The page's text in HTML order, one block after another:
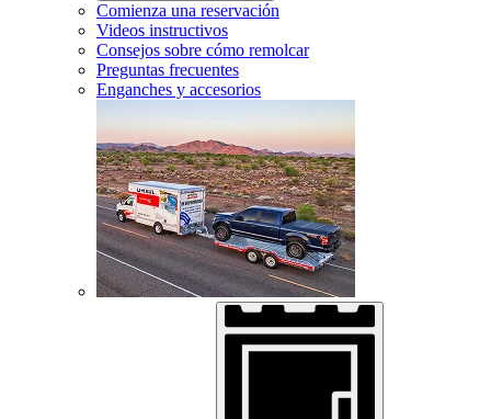
Comienza una reservación
Videos instructivos
Consejos sobre cómo remolcar
Preguntas frecuentes
Enganches y accesorios